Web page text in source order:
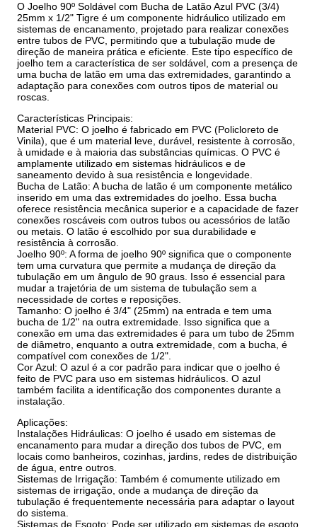
O Joelho 90º Soldável com Bucha de Latão Azul PVC (3/4)
25mm x 1/2" Tigre é um componente hidráulico utilizado em
sistemas de encanamento, projetado para realizar conexões
entre tubos de PVC, permitindo que a tubulação mude de
direção de maneira prática e eficiente. Este tipo específico de
joelho tem a característica de ser soldável, com a presença de
uma bucha de latão em uma das extremidades, garantindo a
adaptação para conexões com outros tipos de material ou
roscas.
Características Principais:
Material PVC: O joelho é fabricado em PVC (Policloreto de
Vinila), que é um material leve, durável, resistente à corrosão,
à umidade e à maioria das substâncias químicas. O PVC é
amplamente utilizado em sistemas hidráulicos e de
saneamento devido à sua resistência e longevidade.
Bucha de Latão: A bucha de latão é um componente metálico
inserido em uma das extremidades do joelho. Essa bucha
oferece resistência mecânica superior e a capacidade de fazer
conexões roscáveis com outros tubos ou acessórios de latão
ou metais. O latão é escolhido por sua durabilidade e
resistência à corrosão.
Joelho 90º: A forma de joelho 90º significa que o componente
tem uma curvatura que permite a mudança de direção da
tubulação em um ângulo de 90 graus. Isso é essencial para
mudar a trajetória de um sistema de tubulação sem a
necessidade de cortes e reposições.
Tamanho: O joelho é 3/4" (25mm) na entrada e tem uma
bucha de 1/2" na outra extremidade. Isso significa que a
conexão em uma das extremidades é para um tubo de 25mm
de diâmetro, enquanto a outra extremidade, com a bucha, é
compatível com conexões de 1/2".
Cor Azul: O azul é a cor padrão para indicar que o joelho é
feito de PVC para uso em sistemas hidráulicos. O azul
também facilita a identificação dos componentes durante a
instalação.
Aplicações:
Instalações Hidráulicas: O joelho é usado em sistemas de
encanamento para mudar a direção dos tubos de PVC, em
locais como banheiros, cozinhas, jardins, redes de distribuição
de água, entre outros.
Sistemas de Irrigação: Também é comumente utilizado em
sistemas de irrigação, onde a mudança de direção da
tubulação é frequentemente necessária para adaptar o layout
do sistema.
Sistemas de Esgoto: Pode ser utilizado em sistemas de esgoto